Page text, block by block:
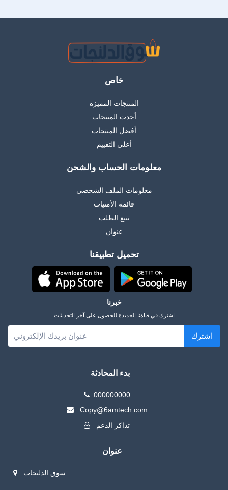
خاص
المنتجات المميزة
أحدث المنتجات
أفضل المنتجات
أعلى التقييم
معلومات الحساب والشحن
معلومات الملف الشخصي
قائمة الأمنيات
تتبع الطلب
عنوان
تحميل تطبيقنا
خبرنا
اشترك في قناةنا الجديدة للحصول على آخر التحديثات
اشترك
بدء المحادثة
000000000
Copy@6amtech.com
تذاكر الدعم
عنوان
سوق الدلنجات